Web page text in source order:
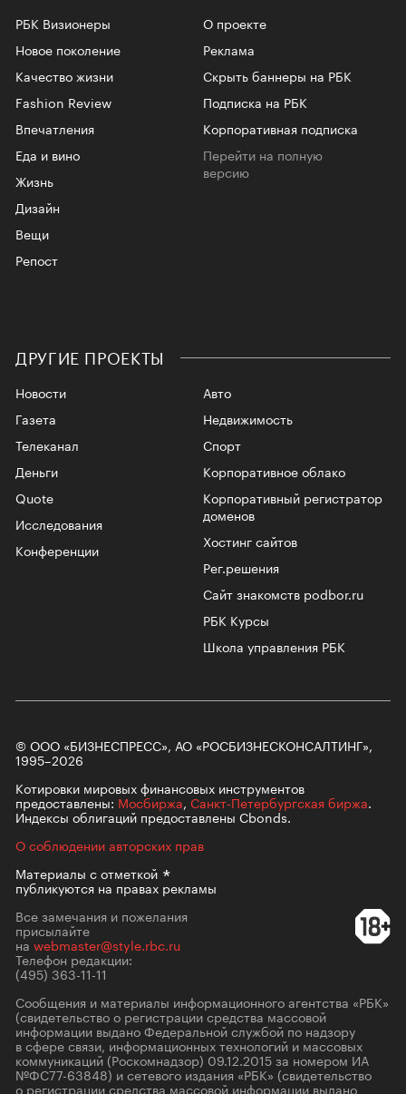
РБК Визионеры
Новое поколение
Качество жизни
Fashion Review
Впечатления
Еда и вино
Жизнь
Дизайн
Вещи
Репост
О проекте
Реклама
Скрыть баннеры на РБК
Подписка на РБК
Корпоративная подписка
Перейти на полную
версию
ДРУГИЕ ПРОЕКТЫ
Новости
Газета
Телеканал
Авто
Недвижимость
Спорт
Корпоративное облако
Корпоративный регистратор
доменов
Хостинг сайтов
Рег.решения
Сайт знакомств podbor.ru
РБК Курсы
Школа управления РБК
Деньги
Quote
Исследования
Конференции
© ООО «БИЗНЕСПРЕСС», АО «РОСБИЗНЕСКОНСАЛТИНГ»,
1995–2026
Котировки мировых финансовых инструментов
предоставлены: Мосбиржа, Санкт-Петербургская биржа.
Индексы облигаций предоставлены Cbonds.
О соблюдении авторских прав
Материалы сотметкой
публикуются на правах рекламы
Все замечания и пожелания
присылайте
на webmaster@style.rbc.ru
Телефон редакции:
(495) 363-11-11
Сообщения и материалы информационного агентства «РБК»
(свидетельство о регистрации средства массовой
информации выдано Федеральной службой по надзору
в сфере связи, информационных технологий и массовых
коммуникаций (Роскомнадзор) 09.12.2015 за номером ИА
№ФС77-63848) и сетевого издания «РБК» (свидетельство
о регистрации средства массовой информации выдано